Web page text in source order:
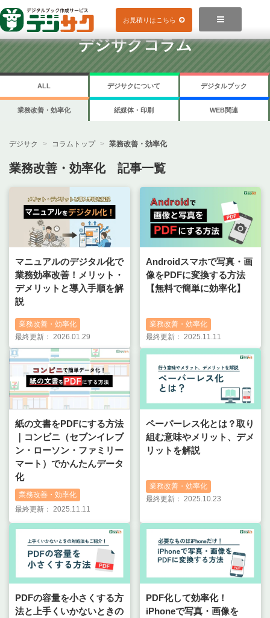
to
content
お見積りはこちら 
デジサクコラム
ALL デジサクについて デジタルブック
業務改善・効率化 紙媒体・印刷 WEB関連
デジサク コラムトップ 業務改善・効率化
業務改善・効率化 記事一覧
🤖 デジサクお問い合わせ
よくあるご質問をご案内します
マニュアルのデジタル化で
業務効率改善！メリット・
デメリットと導入手順を解
説
業務改善・効率化
最終更新： 2026.01.29
Androidスマホで写真・画
像をPDFに変換する方法
【無料で簡単に効率化】
業務改善・効率化
最終更新：2025.11.11
紙の文書をPDFにする方法
｜コンビニ（セブンイレブ
ン・ローソン・ファミリー
マート）でかんたんデータ
化
業務改善・効率化
最終更新： 2025.11.11
ペーパーレス化とは？取り
組む意味やメリット、デメ
リットを解説
業務改善・効率化
最終更新： 2025.10.23
PDFの容量を小さくする方
法と上手くいかないときの
PDF化して効率化！
iPhoneで写真・画像を